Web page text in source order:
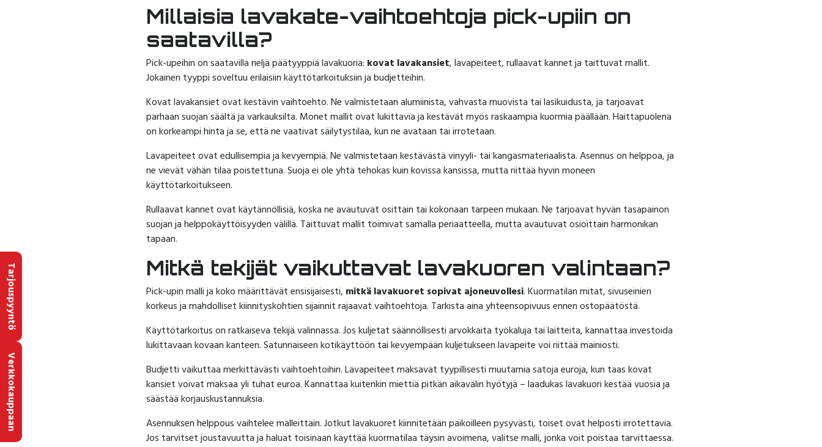
Millaisia lavakate-vaihtoehtoja pick-upiin on
saatavilla?
Pick-upeihin on saatavilla neljä päätyyppiä lavakuoria: kovat lavakansiet, lavapeiteet, rullaavat kannet ja taittuvat mallit.
Jokainen tyyppi soveltuu erilaisiin käyttötarkoituksiin ja budjetteihin.
Kovat lavakansiet ovat kestävin vaihtoehto. Ne valmistetaan alumiinista, vahvasta muovista tai lasikuidusta, ja tarjoavat
parhaan suojan säältä ja varkauksilta. Monet mallit ovat lukittavia ja kestävät myös raskaampia kuormia päällään. Haittapuolena
on korkeampi hinta ja se, että ne vaativat säilytystilaa, kun ne avataan tai irrotetaan.
Lavapeiteet ovat edullisempia ja kevyempiä. Ne valmistetaan kestävästä vinyyli- tai kangasmateriaalista. Asennus on helppoa, ja
ne vievät vähän tilaa poistettuna. Suoja ei ole yhtä tehokas kuin kovissa kansissa, mutta riittää hyvin moneen
käyttötarkoitukseen.
Rullaavat kannet ovat käytännöllisiä, koska ne avautuvat osittain tai kokonaan tarpeen mukaan. Ne tarjoavat hyvän tasapainon
suojan ja helppokäyttöisyyden välillä. Taittuvat mallit toimivat samalla periaatteella, mutta avautuvat osioittain harmonikan
tapaan.
Mitkä tekijät vaikuttavat lavakuoren valintaan?
Pick-upin malli ja koko määrittävät ensisijaisesti, mitkä lavakuoret sopivat ajoneuvollesi. Kuormatilan mitat, sivuseinien
korkeus ja mahdolliset kiinnityskohtien sijainnit rajaavat vaihtoehtoja. Tarkista aina yhteensopivuus ennen ostopäätöstä.
Käyttötarkoitus on ratkaiseva tekijä valinnassa. Jos kuljetat säännöllisesti arvokkaita työkaluja tai laitteita, kannattaa investoida
lukittavaan kovaan kanteen. Satunnaiseen kotikäyttöön tai kevyempään kuljetukseen lavapeite voi riittää mainiosti.
Budjetti vaikuttaa merkittävästi vaihtoehtoihin. Lavapeiteet maksavat tyypillisesti muutamia satoja euroja, kun taas kovat
kansiet voivat maksaa yli tuhat euroa. Kannattaa kuitenkin miettiä pitkän aikavälin hyötyjä – laadukas lavakuori kestää vuosia ja
säästää korjauskustannuksia.
Asennuksen helppous vaihtelee malleittain. Jotkut lavakuoret kiinnitetään paikoilleen pysyvästi, toiset ovat helposti irrotettavia.
Jos tarvitset joustavuutta ja haluat toisinaan käyttää kuormatilaa täysin avoimena, valitse malli, jonka voit poistaa tarvittaessa.
Tarjouspyyntö
Verkkokauppaan